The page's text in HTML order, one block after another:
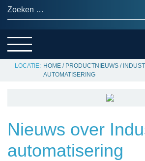
Zoeken naar:
SERVICE
HOME / PRODUCTNIEUWS /
AUTOMATISERING
Nieuws over
automatisering